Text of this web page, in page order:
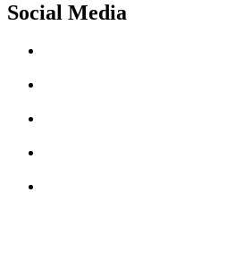
Social Media